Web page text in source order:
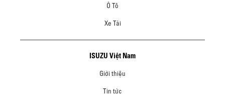
Ô Tô
Xe Tải
ISUZU Việt Nam
Giới thiệu
Tin tức